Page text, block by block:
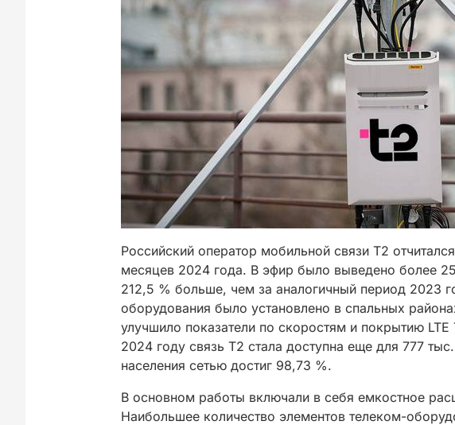
Российский оператор мобильной связи Т2
месяцев 2024 года. В эфир было выведено более
212,5 % больше, чем за аналогичный период 2023
оборудования было установлено в спальных
улучшило показатели по скоростям и покрытию LTE
2024 году связь Т2 стала доступна еще для 777
населения сетью достиг 98,73 %.
В основном работы включали в себя емкостное
Наибольшее количество элементов телеком-